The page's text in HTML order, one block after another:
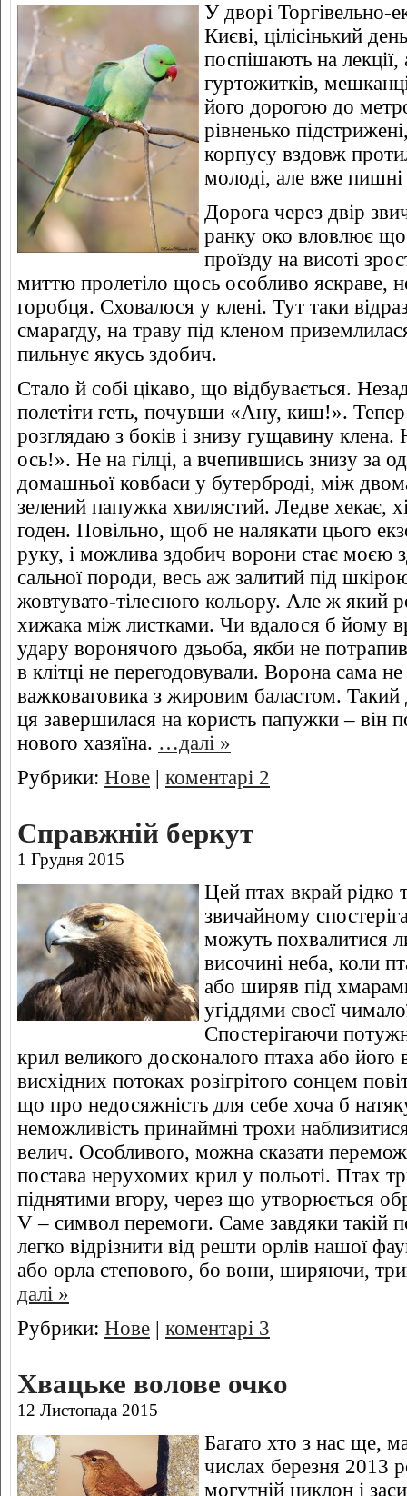
У дворі Торгівельно-
Києві, цілісінький
поспішають на
гуртожитків,
його дорогою до
рівненько
корпусу вздовж
молоді, але вже
Дорога через двір
ранку око вловлює
проїзду на висоті
миттю пролетіло щось особливо яскраве,
горобця. Сховалося у клені. Тут таки
смарагду, на траву під кленом
пильнує якусь здобич.
Стало й собі цікаво, що відбувається.
полетіти геть, почувши «Ану, киш!».
розглядаю з боків і знизу гущавину клена.
ось!». Не на гілці, а вчепившись знизу за
домашньої ковбаси у бутерброді, між
зелений папужка хвилястий. Ледве хекає,
годен. Повільно, щоб не налякати цього
руку, і можлива здобич ворони стає
сальної породи, весь аж залитий під
жовтувато-тілесного кольору. Але ж який
хижака між листками. Чи вдалося б йому
удару воронячого дзьоба, якби не
в клітці не перегодовували. Ворона сама
важковаговика з жировим баластом. Такий
ця завершилася на користь папужки – він
нового хазяїна. …далі »
Рубрики: Нове | коментарі 2
Справжній беркут
1 Грудня 2015
Цей птах вкрай рідко
звичайному
можуть похвалитися
височині неба, коли
або ширяв під
угіддями своєї
Спостерігаючи
крил великого досконалого птаха або його
висхідних потоках розігрітого сонцем
що про недосяжність для себе хоча б
неможливість принаймні трохи
велич. Особливого, можна сказати
постава нерухомих крил у польоті. Птах
піднятими вгору, через що утворюється
V – символ перемоги. Саме завдяки такій
легко відрізнити від решти орлів нашої
або орла степового, бо вони, ширяючи,
далі »
Рубрики: Нове | коментарі 3
Хвацьке волове очко
12 Листопада 2015
Багато хто з нас ще,
числах березня 2013
могутній циклон і